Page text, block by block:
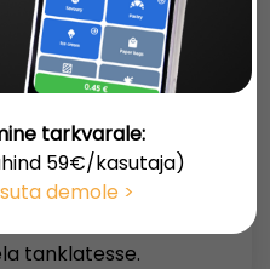
loodud NOOMi
on
mobiilse rahakotiga
tasuda enam kui 60
makseautomaadis,
märgisega.
tanklatesse.
tarkvarale:
59€/kasutaja)
demole >